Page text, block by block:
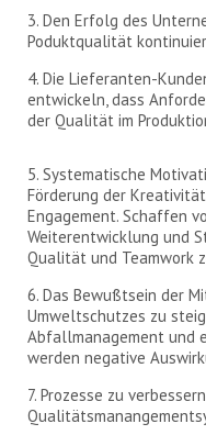
3. Den Erfolg des
Poduktqualität
4. Die Lieferanten-
entwickeln, dass
der Qualität im
5. Systematische
Förderung der
Engagement. Schaffen
Weiterentwicklung und
Qualität und Teamwork
6. Das Bewußtsein der
Umweltschutzes zu
Abfallmanagement und
werden negative
7. Prozesse zu